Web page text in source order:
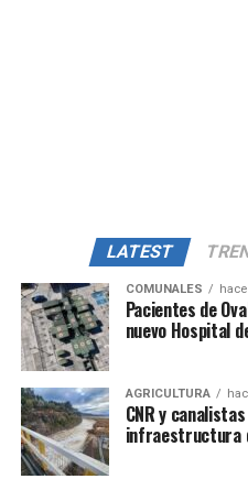
LATEST
COMUNALES
Pacientes de
nuevo Hospital
AGRICULTURA
CNR y
infraestructura